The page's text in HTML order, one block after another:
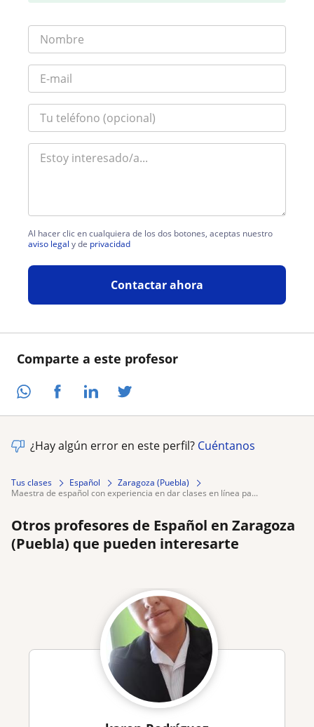
Comparte a este profesor
Al hacer clic en cualquiera de los dos botones, aceptas nuestro
aviso legal y de privacidad
Contactar ahora
¿Hay algún error en este perfil? Cuéntanos
Tus clases Español
Zaragoza (Puebla)
maestra de español con experiencia en dar clases en línea pa...
Otros profesores de Español en Zaragoza
(Puebla) que pueden interesarte